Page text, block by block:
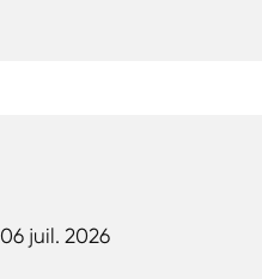
06 juil. 2026